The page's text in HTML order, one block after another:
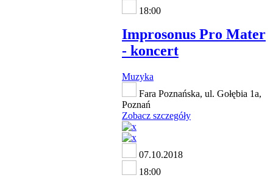
18:00
Improsonus Pro Mater
- koncert
Muzyka
Fara Poznańska, ul. Gołębia 1a,
Poznań
Zobacz szczegóły
07.10.2018
18:00